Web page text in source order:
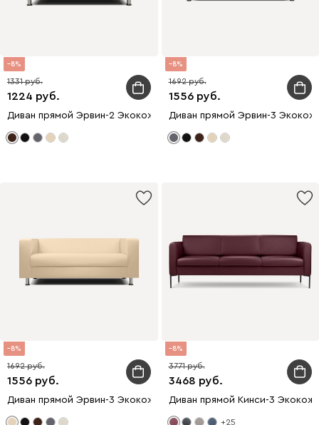
8
1224
1331
Диван прямой Эрвин-2 Экокожа Коричневый
8
1556
1692
Диван прямой Эрвин-3
8
1556
1692
Диван прямой Эрвин-3 Экокожа Бежевый
8
3468
3771
Диван прямой Кинси-3
+25